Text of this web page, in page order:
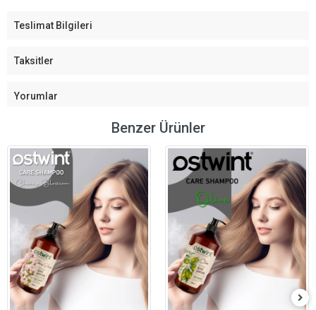
Teslimat Bilgileri
Taksitler
Yorumlar
Benzer Ürünler